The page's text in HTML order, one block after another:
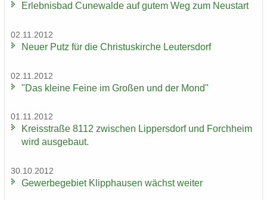
Er­leb­nis­bad Cu­n­e­wal­de auf gutem Weg zum Neu­start
02.11.2012
Neuer Putz für die Chris­tus­kir­che Leu­ters­dorf
02.11.2012
"Das klei­ne Feine im Gro­ßen und der Mond"
01.11.2012
Kreis­stra­ße 8112 zwi­schen Lip­pers­dorf und Forch­heim
wird aus­ge­baut.
30.10.2012
Ge­wer­be­ge­biet Klipp­hau­sen wächst wei­ter